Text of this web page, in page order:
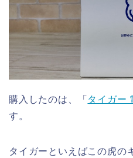
購入したのは、「 タイガー
す。
タイガーといえばこの虎の